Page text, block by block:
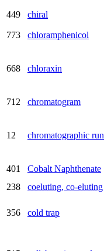
449 chiral
773 chloramphenicol
668 chloraxin
712 chromatogram
12 chromatographic run
401 Cobalt Naphthenate
238
coeluting, co-eluting
356 cold trap